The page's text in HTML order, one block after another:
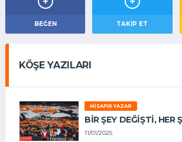
BEĞEN TAKIP ET
KÖŞE YAZILARI
MISAFIR YAZAR
BIR ŞEY DEĞIŞTI, HER
11/01/2025